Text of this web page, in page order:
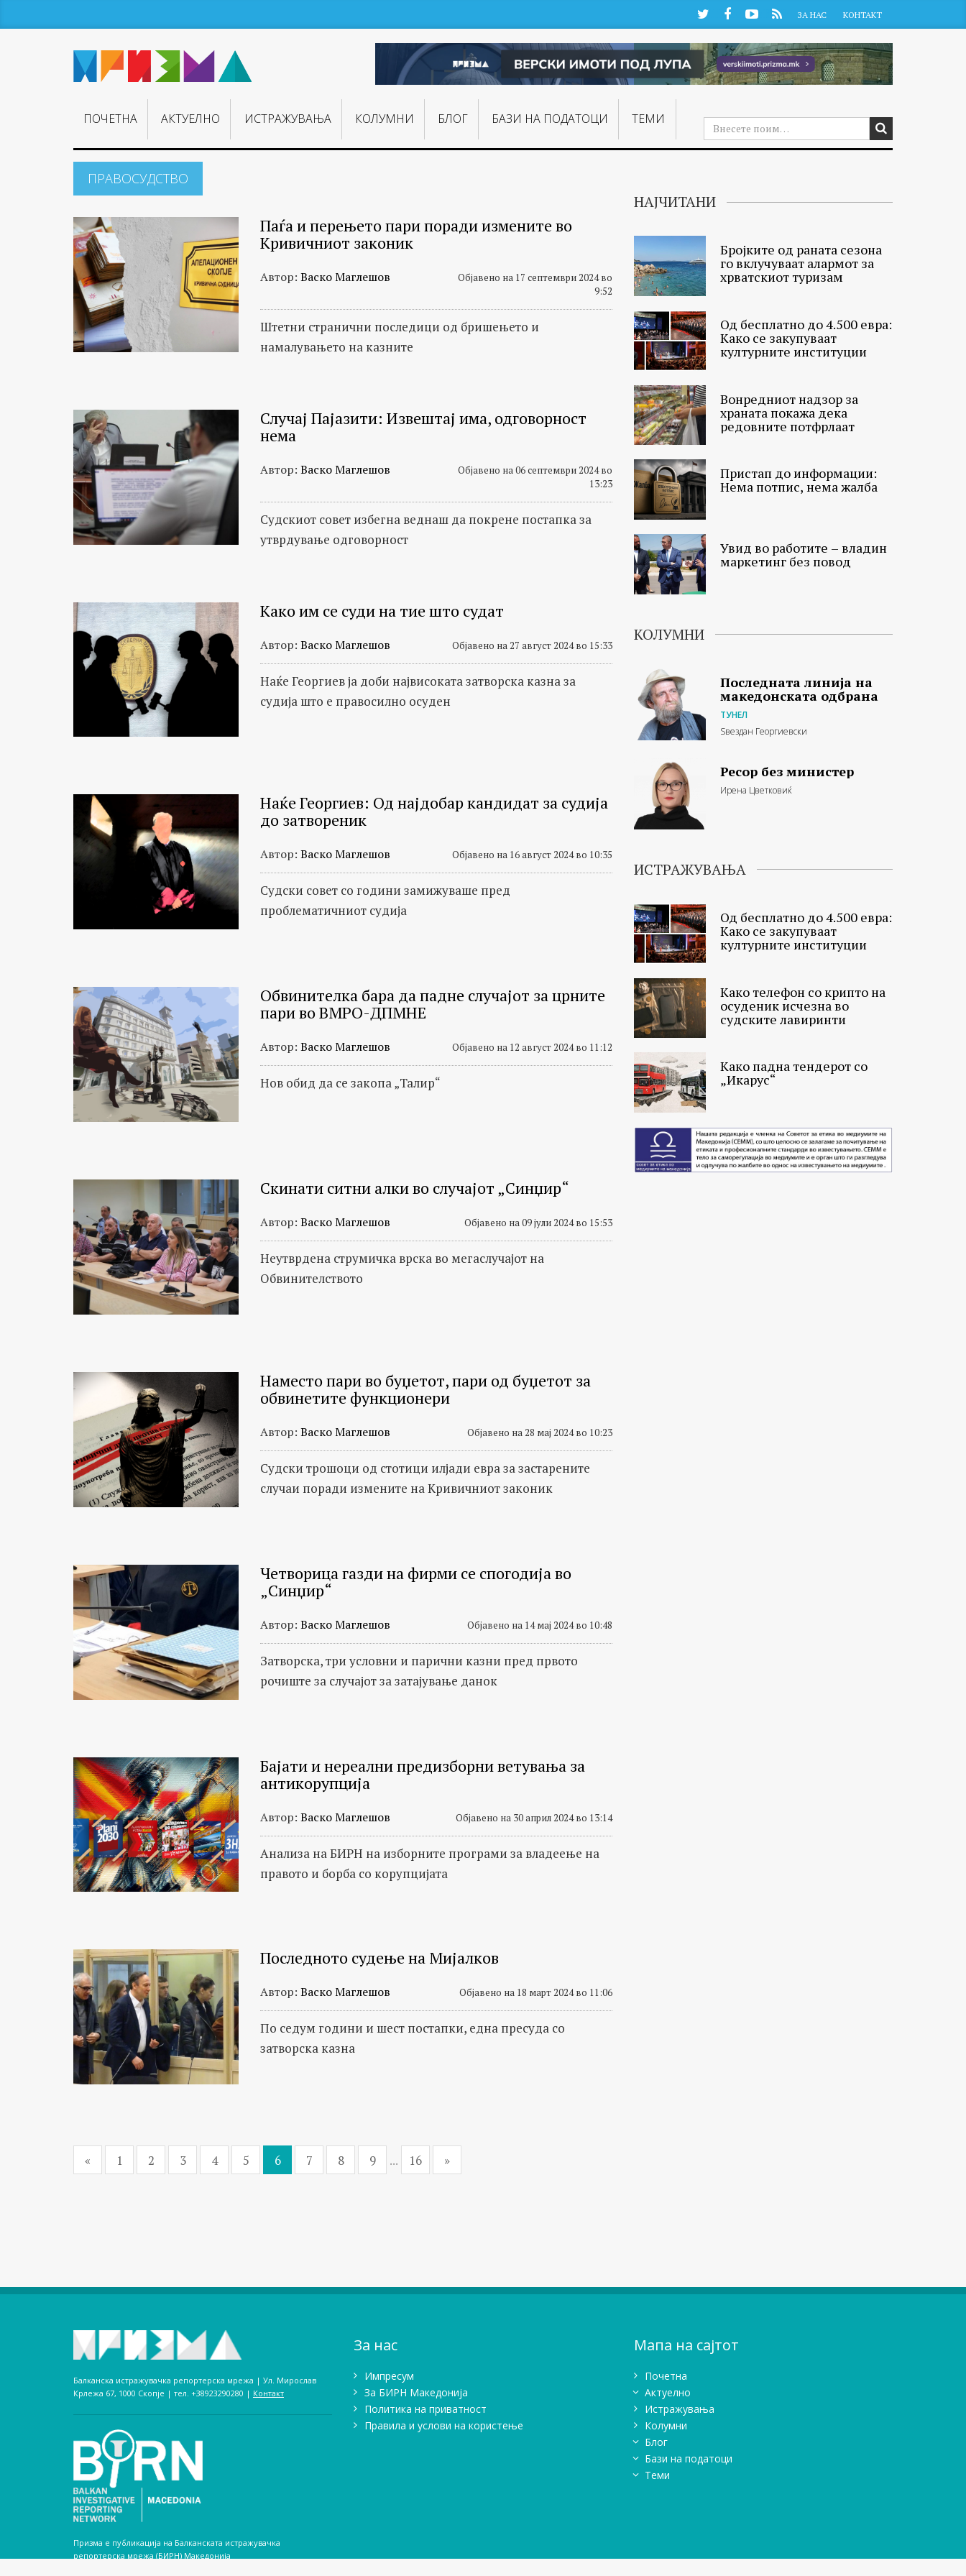
TwitterFacebookYouTube
RSS ЗА НАС КОНТАКТ
ПОЧЕТНА АКТУЕЛНО ИСТРАЖУВАЊA КОЛУМНИ БЛОГ БАЗИ НА ПОДАТОЦИ ТЕМИ
ПРАВОСУДСТВО
Паѓа и перењето пари поради измените во
Кривичниот законик
Автор: Васко Маглешов
Објавено на 17 септември 2024 во
9:52
Штетни странични последици од бришењето и
намалувањето на казните
Случај Пајазити: Извештај има, одговорност
нема
Автор: Васко Маглешов
Објавено на 06 септември 2024 во
13:23
Судскиот совет избегна веднаш да покрене постапка за
утврдување одговорност
Како им се суди на тие што судат
Автор: Васко Маглешов Објавено на 27 август 2024 во 15:33
Наќе Георгиев ја доби највисоката затворска казна за
судија што е правосилно осуден
Наќе Георгиев: Од најдобар кандидат за судија
до затвореник
Автор: Васко Маглешов Објавено на 16 август 2024 во 10:35
Судски совет со години замижуваше пред
проблематичниот судија
Обвинителка бара да падне случајот за црните
пари во ВМРО-ДПМНЕ
Автор: Васко Маглешов Објавено на 12 август 2024 во 11:12
Нов обид да се закопа „Талир“
Скинати ситни алки во случајот „Синџир“
Автор: Васко Маглешов Објавено на 09 јули 2024 во 15:53
Неутврдена струмичка врска во мегаслучајот на
Обвинителството
Наместо пари во буџетот, пари од буџетот за
обвинетите функционери
Автор: Васко Маглешов Објавено на 28 мај 2024 во 10:23
Судски трошоци од стотици илјади евра за застарените
случаи поради измените на Кривичниот законик
Четворица газди на фирми се спогодија во
„Синџир“
Автор: Васко Маглешов Објавено на 14 мај 2024 во 10:48
Затворска, три условни и парични казни пред првото
рочиште за случајот за затајување данок
Бајати и нереални предизборни ветувања за
антикорупција
Автор: Васко Маглешов Објавено на 30 април 2024 во 13:14
Анализа на БИРН на изборните програми за владеење на
правото и борба со корупцијата
Последното судење на Мијалков
Автор: Васко Маглешов Објавено на 18 март 2024 во 11:06
По седум години и шест постапки, една пресуда со
затворска казна
« 1 2 3 4 5 6 7 8 9 ... 16 »
НАЈЧИТАНИ
Бројките од раната сезона
го вклучуваат алармот за
хрватскиот туризам
Од бесплатно до 4.500 евра:
Како се закупуваат
културните институции
Вонредниот надзор за
храната покажа дека
редовните потфрлаат
Пристап до информации:
Нема потпис, нема жалба
Увид во работите – владин
маркетинг без повод
КОЛУМНИ
Последната линија на
македонската одбрана
ТУНЕЛ
Ѕвездан Георгиевски
Ресор без министер
Ирена Цветковиќ
ИСТРАЖУВАЊА
Од бесплатно до 4.500 евра:
Како се закупуваат
културните институции
Како телефон со крипто на
осуденик исчезна во
судските лавиринти
Како падна тендерот со
„Икарус“
Балканска истражувачка репортерска мрежа | Ул. Мирослав
Крлежа 67, 1000 Скопје | тел. +38923290280­ | Контакт
Призма е публикација на Балканската истражувачка
репортерска мрежа (БИРН) Македонија
За нас
Импресум
Зa БИРН Македонија
Политика на приватност
Правила и услови на користење
Мапа на сајтот
Почетна
Актуелно
Истражувањa
Колумни
Блог
Бази на податоци
Теми